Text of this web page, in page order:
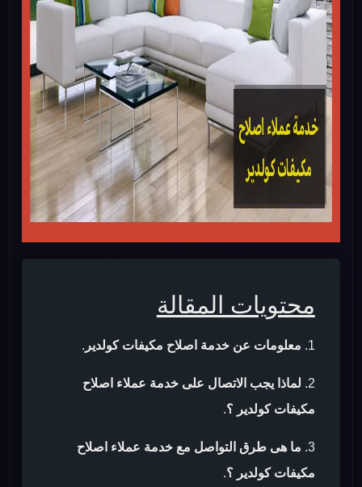
محتويات المقالة
معلومات عن خدمة اصلاح مكيفات كولدير .
لماذا يجب الاتصال على خدمة عملاء اصلاح
مكيفات كولدير ؟.
ما هى طرق التواصل مع خدمة عملاء اصلاح
مكيفات كولدير ؟.